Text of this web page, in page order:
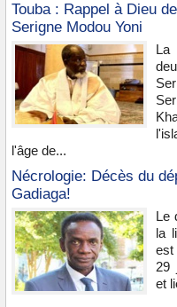
Touba : Rappel à Dieu
Serigne Modou Yoni
La
l'âge de...
Nécrologie: Décès du
Gadiaga!
Le
la
est
29
et